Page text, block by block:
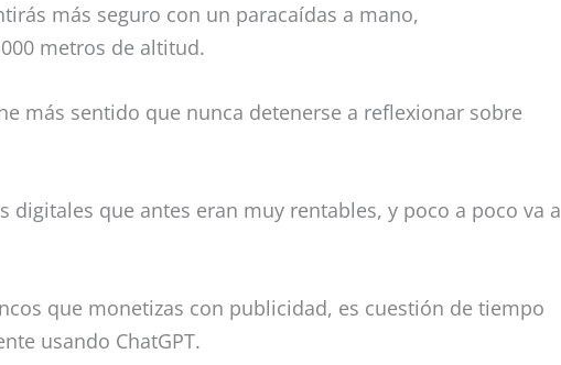
más seguro con un paracaídas a mano,
metros de altitud.
más sentido que nunca detenerse a reflexionar sobre
que antes eran muy rentables, y poco a poco va a
que monetizas con publicidad, es cuestión de tiempo
usando ChatGPT.